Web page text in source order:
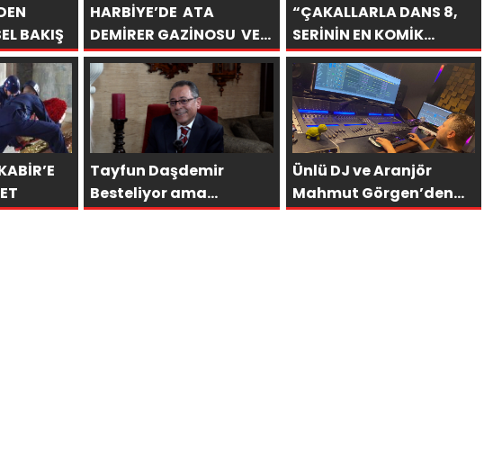
BAKIŞ
HARBİYE’DE ATA
DEMİRER GAZİNOSU VE
BİNLERCE KAHKAHA
“ÇAKALLARLA DANS 8,
SERİNİN EN KOMİK
FİLMLERİNDEN BİRİ
OLUYOR”
Tayfun Daşdemir
Besteliyor ama
hedeflerine
Ünlü DJ ve Aranjör
Mahmut Görgen’den
Yeni Uluslararası Tekli: